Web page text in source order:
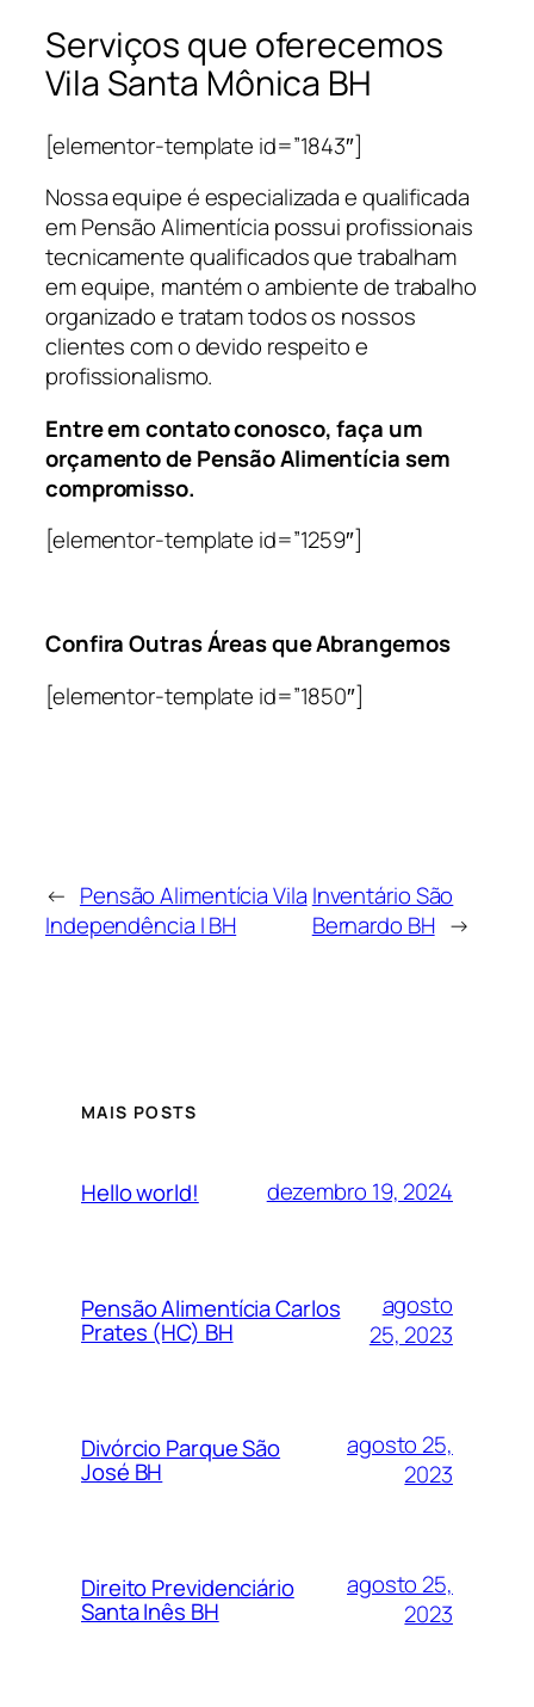
Serviços que oferecemos
Vila Santa Mônica BH
[elementor-template id=”1843″]
Nossa equipe é especializada e qualificada
em Pensão Alimentícia possui profissionais
tecnicamente qualificados que trabalham
em equipe, mantém o ambiente de trabalho
organizado e tratam todos os nossos
clientes com o devido respeito e
profissionalismo.
Entre em contato conosco, faça um
orçamento de Pensão Alimentícia sem
compromisso.
[elementor-template id=”1259″]
Confira Outras Áreas que Abrangemos
[elementor-template id=”1850″]
← Pensão Alimentícia Vila
Independência I BH
Inventário São
Bernardo BH →
MAIS POSTS
Hello world! dezembro 19, 2024
Pensão Alimentícia Carlos
Prates (HC) BH
agosto
25, 2023
Divórcio Parque São
José BH
agosto 25,
2023
Direito Previdenciário
Santa Inês BH
agosto 25,
2023